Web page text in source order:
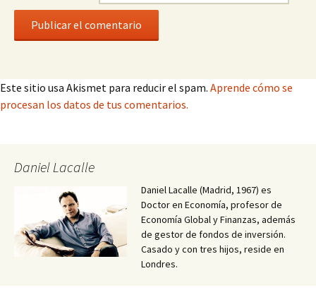
Este sitio usa Akismet para reducir el spam. Aprende cómo se
procesan los datos de tus comentarios.
Daniel Lacalle
Daniel Lacalle (Madrid, 1967) es
Doctor en Economía, profesor de
Economía Global y Finanzas, además
de gestor de fondos de inversión.
Casado y con tres hijos, reside en
Londres.